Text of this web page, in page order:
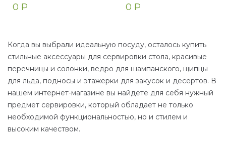
0 Р 0 Р
Когда вы выбрали идеальную посуду, осталось купить
стильные аксессуары для сервировки стола, красивые
перечницы и солонки, ведро для шампанского, щипцы
для льда, подносы и этажерки для закусок и десертов. В
нашем интернет-магазине вы найдете для себя нужный
предмет сервировки, который обладает не только
необходимой функциональностью, но и стилем и
высоким качеством.